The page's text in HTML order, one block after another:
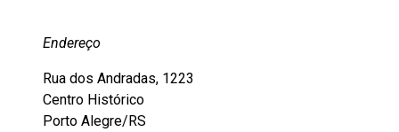
Endereço
Rua dos Andradas, 1223
Centro Histórico
Porto Alegre/RS